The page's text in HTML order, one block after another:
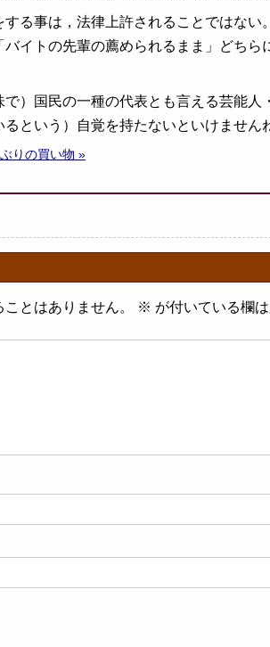
る事は，法律上許されることではない。
バイトの先輩の薦められるまま」どち
）国民の一種の代表とも言える芸能人
という）自覚を持たないといけません
りの買い物 »
とはありません。 ※ が付いている欄